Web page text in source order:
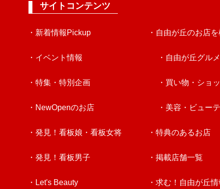
サイトコンテンツ
・新着情報Pickup
・イベント情報
・特集・特別企画
・NewOpenのお店
・発見！看板娘・看板女将
・発見！看板男子
・Let's Beauty
・自由が丘のお店
・自由が丘グルメ
・買い物・ショ
・美容・ビュー
・特典のあるお店
・掲載店舗一覧
・求む！自由が丘